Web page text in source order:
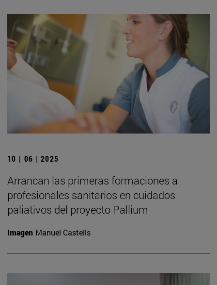
10 | 06 | 2025
Arrancan las primeras formaciones a
profesionales sanitarios en cuidados
paliativos del proyecto Pallium
Imagen Manuel Castells